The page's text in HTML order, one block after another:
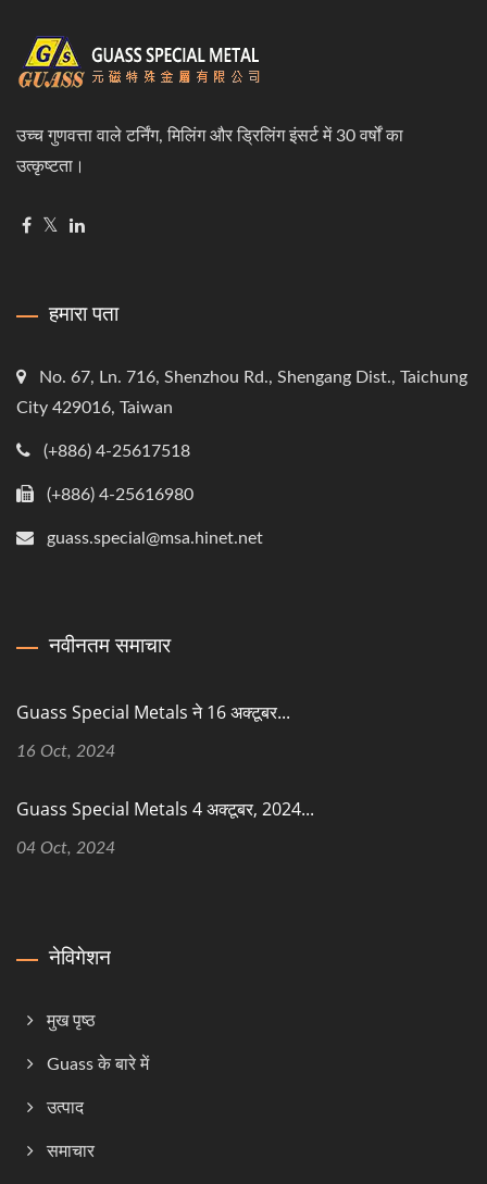
उच्च गुणवत्ता वाले टर्निंग, मिलिंग और ड्रिलिंग इंसर्ट में 30 वर्षों का
उत्कृष्टता।
हमारा पता
No. 67, Ln. 716, Shenzhou Rd., Shengang Dist., Taichung
City 429016, Taiwan
(+886) 4-25617518
(+886) 4-25616980
guass.special@msa.hinet.net
नवीनतम समाचार
Guass Special Metals ने 16 अक्टूबर...
16 Oct, 2024
Guass Special Metals 4 अक्टूबर, 2024...
04 Oct, 2024
नेविगेशन
मुख पृष्ठ
Guass के बारे में
उत्पाद
समाचार